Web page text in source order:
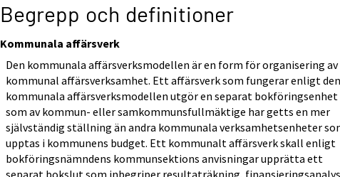
Begrepp och definitioner
Kommunala affärsverk
Den kommunala affärsverksmodellen är en form för organisering av
kommunal affärsverksamhet. Ett affärsverk som fungerar enligt den
kommunala affärsverksmodellen utgör en separat bokföringsenhet
som av kommun- eller samkommunsfullmäktige har getts en mer
självständig ställning än andra kommunala verksamhetsenheter
upptas i kommunens budget. Ett kommunalt affärsverk skall enligt
bokföringsnämndens kommunsektions anvisningar upprätta ett
separat bokslut som inbegriper resultaträkning, finansieringsanalys